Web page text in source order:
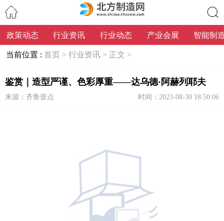
搜索
政策动态 行业资讯 行业动态 产业会展 智能制
当前位置 : 首页 > 行业资讯 > 正文 >
鉴赏｜造型严谨、色彩厚重——达乌德·阿赫列耶夫
来源：齐鲁壹点 时间：2023-08-30 18:50:06